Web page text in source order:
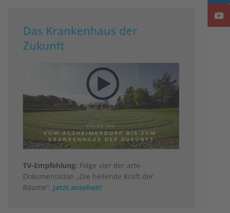
Das Krankenhaus der
Zukunft
TV-Empfehlung: Folge vier der arte-
Dokumentation „Die heilende Kraft der
Räume“. Jetzt ansehen!